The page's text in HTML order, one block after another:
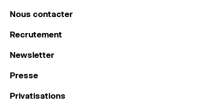
Nous contacter
Recrutement
Newsletter
Presse
Privatisations